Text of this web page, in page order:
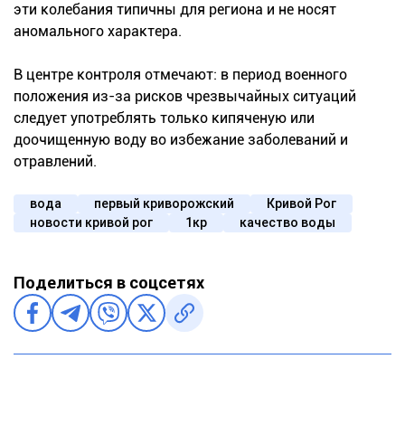
эти колебания типичны для региона и не носят
аномального характера.
В центре контроля отмечают: в период военного
положения из-за рисков чрезвычайных ситуаций
следует употреблять только кипяченую или
доочищенную воду во избежание заболеваний и
отравлений.
вода первый криворожский
Кривой Рог
новости кривой рог
1кр качество воды
Поделиться в соцсетях